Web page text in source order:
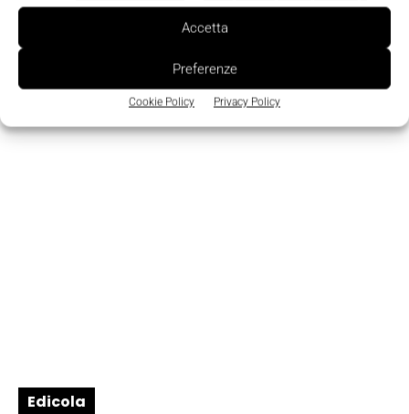
Accetta
Preferenze
Cookie Policy Privacy Policy
Hygienic Design. Il riduttore inossidabile e
resistente alla corrosione
Edicola